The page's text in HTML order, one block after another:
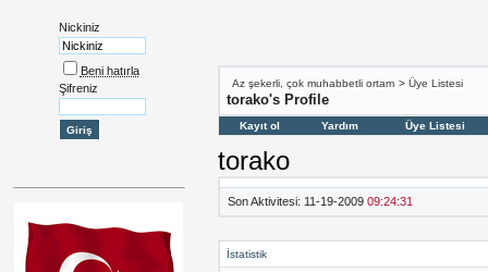
Nickiniz
Beni hatırla
Şifreniz
Az şekerli, çok muhabbetli ortam > Üye Listesi
torako's Profile
Kayıt ol Yardım Üye Listesi
torako
Son Aktivitesi: 11-19-2009 09:24:31
İstatistik